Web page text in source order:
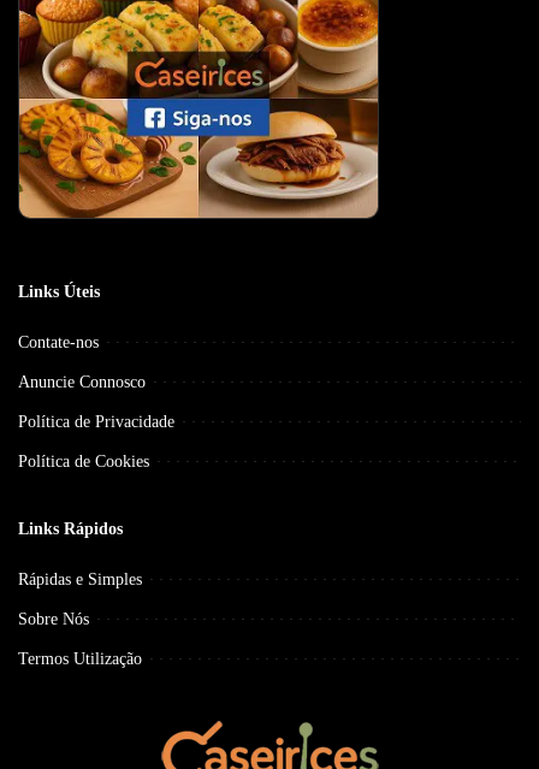
Links Úteis
Contate-nos
Anuncie Connosco
Política de Privacidade
Política de Cookies
Links Rápidos
Rápidas e Simples
Sobre Nós
Termos Utilização